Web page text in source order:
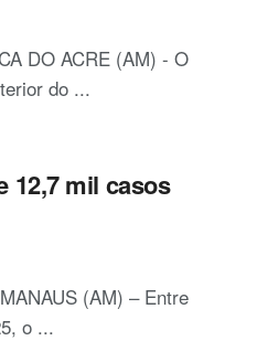
DO ACRE (AM) - O
do ...
12,7 mil casos
(AM) – Entre
o ...